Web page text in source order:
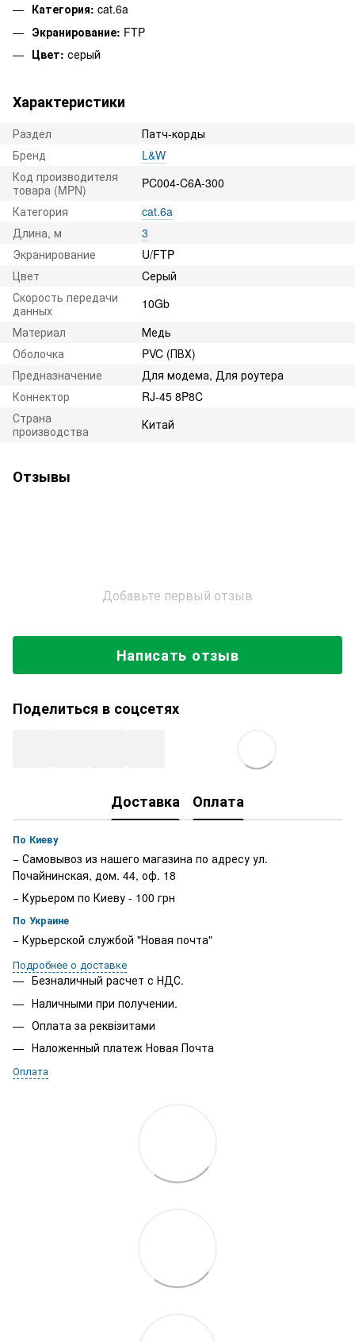
Категория: cat.6a
Экранирование: FTP
Цвет: серый
Характеристики
Раздел
Патч-корды
Бренд
L&W
Код производителя
товара (MPN)
PC004-C6A-300
Категория
cat.6a
Длина, м
3
Экранирование
U/FTP
Цвет
Cерый
Скорость передачи
данных
10Gb
Материал
Медь
Оболочка
PVC (ПВХ)
Предназначение
Для модема, Для роутера
Коннектор
RJ-45 8P8C
Страна
производства
Китай
Отзывы
Добавьте первый отзыв
Написать отзыв
Поделиться в соцсетях
Доставка Оплата
По Киеву
− Самовывоз из нашего магазина по адресу ул.
Почайнинская, дом. 44, оф. 18
− Курьером по Киеву - 100 грн
По Украине
− Курьерской службой "Новая почта"
Подробнее о доставке
Безналичный расчет с НДС.
Наличными при получении.
Оплата за реквізитами
Наложенный платеж Новая Почта
Оплата